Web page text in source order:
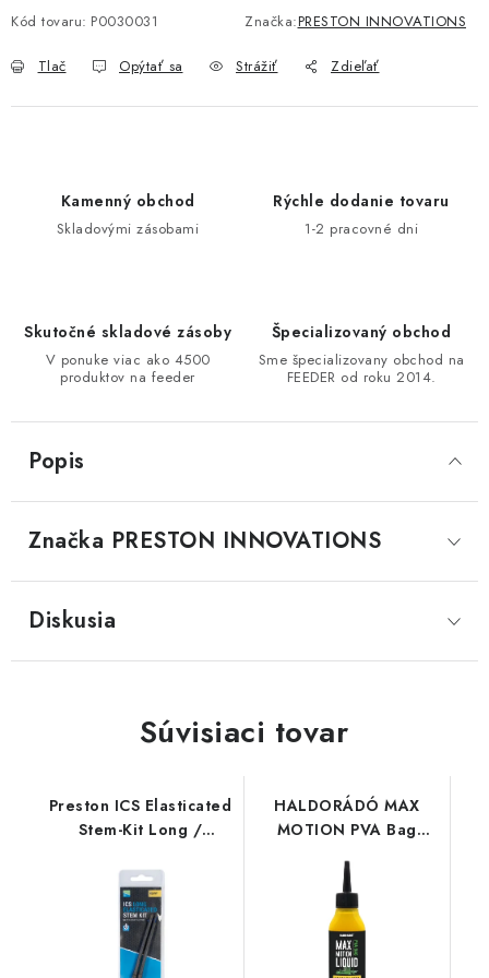
DOPRAVA
VŠEOBECNÉ NARIADENIE O BEZPEČNOSTI
PRODUKTOV (GPSR)
Doprava Navštívte našu predajňu v MARCELOVEJ »
Kód tovaru: P0030031 Značka:PRESTON INNOVATIONS
Tlač Opýtať sa Strážiť Zdieľať
Kamenný obchod
Skladovými zásobami
Rýchle dodanie tovaru
1-2 pracovné dni
Skutočné skladové zásoby
V ponuke viac ako 4500
produktov na feeder
Špecializovaný obchod
Sme špecializovany obchod na
FEEDER od roku 2014.
Popis
Značka PRESTON INNOVATIONS
Diskusia
Súvisiaci tovar
Preston ICS Elasticated
Stem-Kit Long /
HALDORÁDÓ MAX
MOTION PVA Bag
Corn